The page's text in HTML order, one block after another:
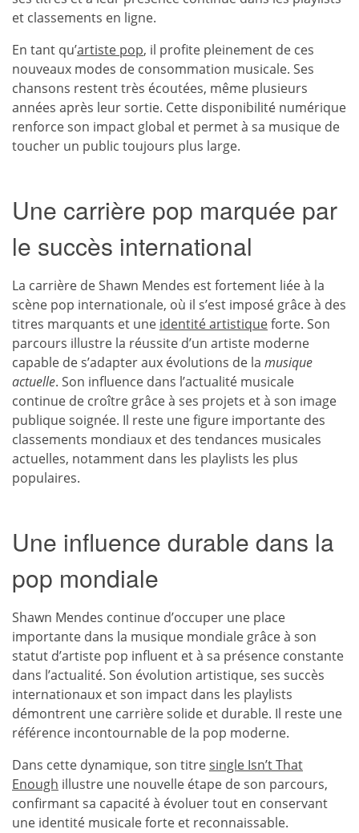
et classements en ligne.
En tant qu’artiste pop, il profite pleinement de ces
nouveaux modes de consommation musicale. Ses
chansons restent très écoutées, même plusieurs
années après leur sortie. Cette disponibilité numérique
renforce son impact global et permet à sa musique de
toucher un public toujours plus large.
Une carrière pop marquée par
le succès international
La carrière de Shawn Mendes est fortement liée à la
scène pop internationale, où il s’est imposé grâce à des
titres marquants et une identité artistiqueforte. Son
parcours illustre la réussite d’un artiste moderne
capable de s’adapter aux évolutions de la musique
actuelle. Son influence dans l’actualité musicale
continue de croître grâce à ses projets et à son image
publique soignée. Il reste une figure importante des
classements mondiaux et des tendances musicales
actuelles, notamment dans les playlists les plus
populaires.
Une influence durable dans la
pop mondiale
Shawn Mendes continue d’occuper une place
importante dans la musique mondiale grâce à son
statut d’artiste pop influent et à sa présence constante
dans l’actualité. Son évolution artistique, ses succès
internationaux et son impact dans les playlists
démontrent une carrière solide et durable. Il reste une
référence incontournable de la pop moderne.
Dans cette dynamique, son titresingle Isn’t That
Enough illustre une nouvelle étape de son parcours,
confirmant sa capacité à évoluer tout en conservant
une identité musicale forte et reconnaissable.